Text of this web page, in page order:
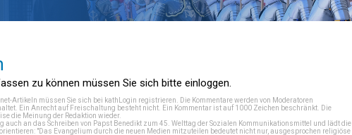
zu können müssen Sie sich bitte einloggen.
Artikeln müssen Sie sich bei kathLogin registrieren . Die Kommentare werden von Moderatoren
Ein Anrecht auf Freischaltung besteht nicht. Ein Kommentar ist auf 1000 Zeichen beschränkt. Die
die Meinung der Redaktion wieder.
auch an das Schreiben von Papst Benedikt zum 45. Welttag der Sozialen Kommunikationsmittel und lädt die
"Das Evangelium durch die neuen Medien mitzuteilen bedeutet nicht nur, ausgesprochen religiöse